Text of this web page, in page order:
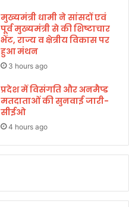
मुख्यमंत्री धामी ने सांसदों एवं
पूर्व मुख्यमंत्री से की शिष्टाचार
भेंट, राज्य व क्षेत्रीय विकास पर
हुआ मंथन
3 hours ago
प्रदेश में विसंगति और अनमैप्ड
मतदाताओं की सुनवाई जारी-
सीईओ
4 hours ago